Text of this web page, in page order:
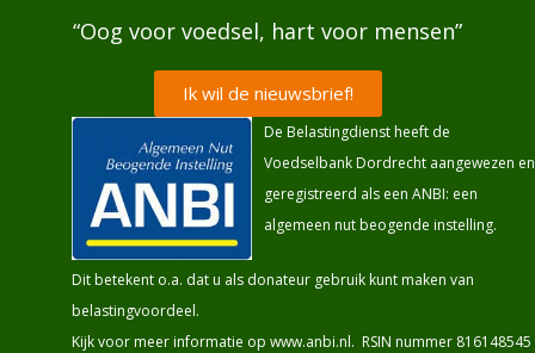
“Oog voor voedsel, hart voor mensen”
Ik wil de nieuwsbrief!
De Belastingdienst heeft de
Voedselbank Dordrecht aangewezen en
geregistreerd als een ANBI: een
algemeen nut beogende instelling.
Dit betekent o.a. dat u als donateur gebruik kunt maken van
belastingvoordeel.
Kijk voor meer informatie op www.anbi.nl. RSIN nummer 816148545